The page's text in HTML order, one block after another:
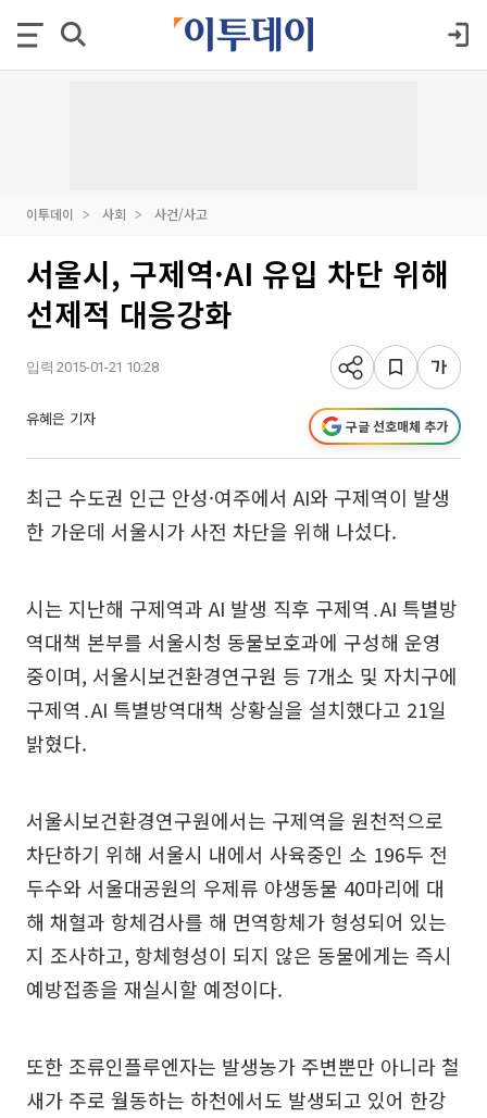
이투데이 사회 사건/사고
서울시, 구제역·AI 유입 차단 위해
선제적 대응강화
입력 2015-01-21 10:28
유혜은 기자 구글 선호매체 추가
최근 수도권 인근 안성·여주에서 AI와 구제역이 발생
한 가운데 서울시가 사전 차단을 위해 나섰다.
시는 지난해 구제역과 AI 발생 직후 구제역․AI 특별방
역대책 본부를 서울시청 동물보호과에 구성해 운영
중이며, 서울시보건환경연구원 등 7개소 및 자치구에
구제역․AI 특별방역대책 상황실을 설치했다고 21일
밝혔다.
서울시보건환경연구원에서는 구제역을 원천적으로
차단하기 위해 서울시 내에서 사육중인 소 196두 전
두수와 서울대공원의 우제류 야생동물 40마리에 대
해 채혈과 항체검사를 해 면역항체가 형성되어 있는
지 조사하고, 항체형성이 되지 않은 동물에게는 즉시
예방접종을 재실시할 예정이다.
또한 조류인플루엔자는 발생농가 주변뿐만 아니라 철
새가 주로 월동하는 하천에서도 발생되고 있어 한강